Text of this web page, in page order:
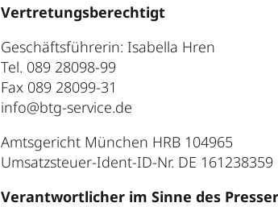
Vertretungsberechtigt
Geschäftsführerin: Isabella Hren
Tel. 089 28098-99
Fax 089 28099-31
info@btg-service.de
Amtsgericht München HRB 104965
Umsatzsteuer-Ident-ID-Nr. DE 161238359
Verantwortlicher im Sinne des